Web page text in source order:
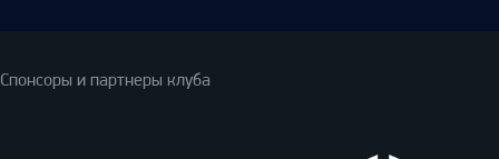
Спонсоры и партнеры клуба